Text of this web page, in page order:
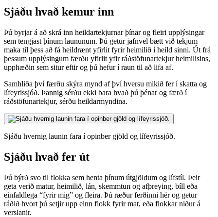
Sjáðu hvað kemur inn
Þú byrjar á að skrá inn heildartekjurnar þínar og fleiri upplýsingar
sem tengjast þínum laununum. Þú getur jafnvel bætt við tekjum
maka til þess að fá heildrænt yfirlit fyrir heimilið í heild sinni. Út frá
þessum upplýsingum færðu yfirlit yfir ráðstöfunartekjur heimilisins,
upphæðin sem situr eftir og þú hefur í raun til að lifa af.
Samhliða því færðu skýra mynd af því hversu mikið fer í skatta og
lífeyrissjóð. Þannig sérðu ekki bara hvað þú þénar og færð í
ráðstöfunartekjur, sérðu heildarmyndina.
Sjáðu hvernig launin fara í opinber gjöld og lífeyrissjóð.
Sjáðu hvað fer út
Þú býrð svo til flokka sem henta þínum útgjöldum og lífstíl. Þeir
geta verið matur, heimilið, lán, skemmtun og afþreying, bíll eða
einfaldlega “fyrir mig” og fleira. Þú ræður ferðinni hér og getur
ráðið hvort þú setjir upp einn flokk fyrir mat, eða flokkar niður á
verslanir.